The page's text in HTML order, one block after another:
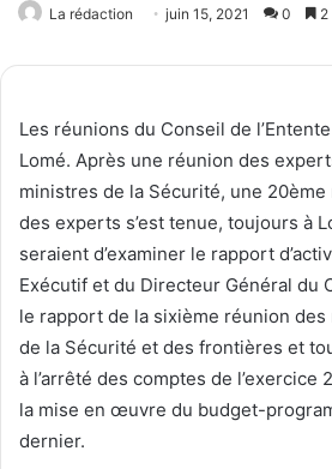
La rédaction juin 15, 2021 0
Les réunions du Conseil de
Lomé. Après une réunion des
ministres de la Sécurité, une
des experts s’est tenue, toujours à
seraient d’examiner le rapport
Exécutif et du Directeur Général du
le rapport de la sixième réunion
de la Sécurité et des frontières et
à l’arrêté des comptes de l’exercice
la mise en œuvre du budget-
dernier.